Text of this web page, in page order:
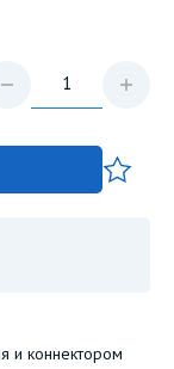
и коннектором